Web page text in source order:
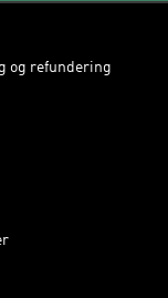
og refundering